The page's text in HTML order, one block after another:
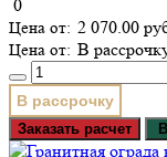
0
2 070.00
В
В рассрочку
Заказать расчет